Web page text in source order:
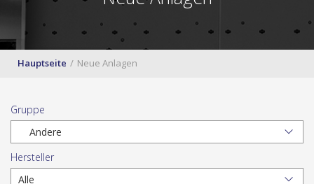
Hauptseite Neue Anlagen
Gruppe
Hersteller